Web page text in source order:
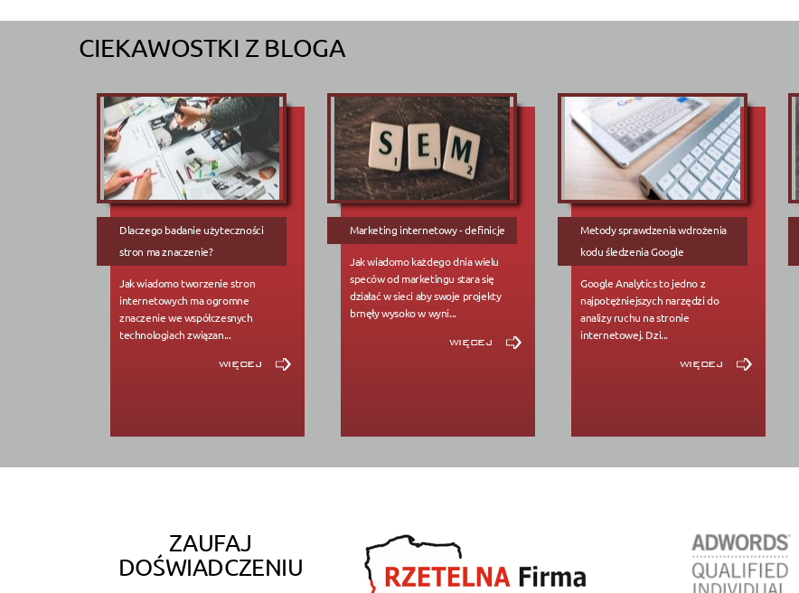
CIEKAWOSTKI Z BLOGA
Dlaczego badanie użyteczności
stron ma znaczenie?
Jak wiadomo tworzenie stron
internetowych ma ogromne
znaczenie we współczesnych
technologiach związan...
więcej
Marketing internetowy - definicje
Jak wiadomo każdego dnia wielu
speców od marketingu stara się
działać w sieci aby swoje projekty
brnęły wysoko w wyni...
więcej
Metody sprawdzenia wdrożenia
kodu śledzenia Google
Google Analytics to jedno z
najpotężniejszych narzędzi do
analizy ruchu na stronie
internetowej. Dzi...
więcej
ZAUFAJ
DOŚWIADCZENIU